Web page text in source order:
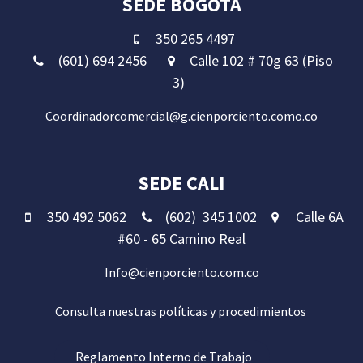
350 265 4497
(601) 694 2456
Calle 102 # 70g 63 (Piso
3)
Coordinadorcomercial@g.cienporciento.como.co
SEDE CALI
350 492 5062 (602) 345 1002
Calle 6A
#60 - 65 Camino Real
Info@cienporciento.com.co
Consulta nuestras políticas y procedimientos
Reglamento Inter​​no de Trabajo